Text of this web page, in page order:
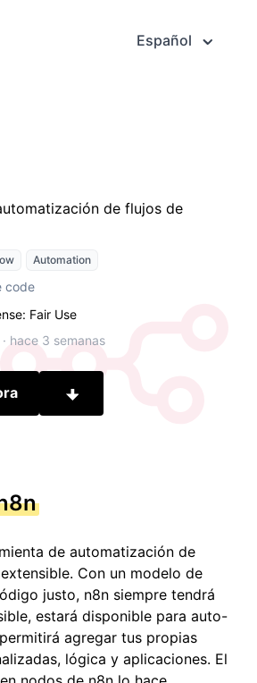
Español
de flujos de
Automation
code
Fair Use
· hace 3 semanas
de automatización de
Con un modelo de
justo, n8n siempre tendrá
estará disponible para auto-
agregar tus propias
lógica y aplicaciones. El